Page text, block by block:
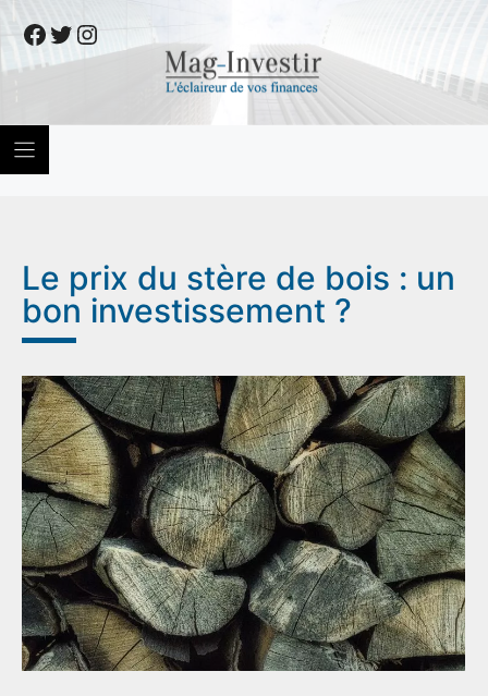
to
content
Facebook
Twitter
Instagram
Le prix du stère de bois : un
bon investissement ?